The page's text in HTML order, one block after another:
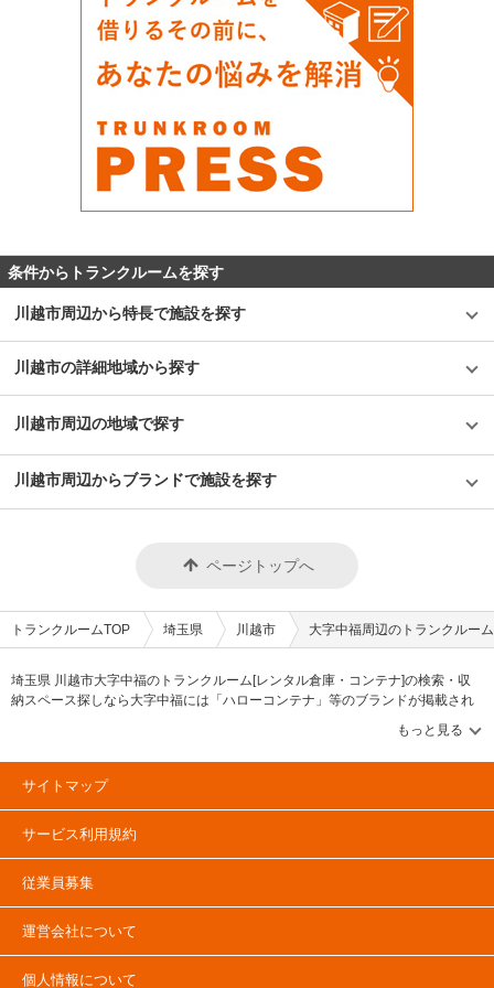
条件からトランクルームを探す
川越市周辺から特長で施設を探す
川越市の詳細地域から探す
川越市周辺の地域で探す
川越市周辺からブランドで施設を探す
ページトップへ
トランクルームTOP 埼玉県 川越市 大字中福周辺のトランクルー
埼玉県 川越市大字中福のトランクルーム[レンタル倉庫・コンテナ]の検索・収
納スペース探しなら大字中福には「ハローコンテナ」等のブランドが掲載され
備・24時間出し入れ可能などの希望条件で絞込み！豊富な物件数から様々な方
法でご希望の収納スペースを簡単に探せるトランクルーム情報サイトです。大
字中福で気になるトランクルームを見つけたら、メールか電話でお問合せが可
サイトマップ
サービス利用規約
従業員募集
運営会社について
個人情報について